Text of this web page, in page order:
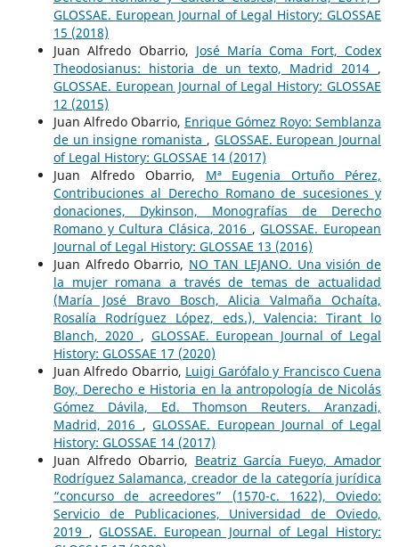
GLOSSAE. European Journal of Legal History: GLOSSAE
15 (2018)
Juan Alfredo Obarrio, José María Coma Fort, Codex
Theodosianus: historia de un texto, Madrid 2014 ,
GLOSSAE. European Journal of Legal History: GLOSSAE
12 (2015)
Juan Alfredo Obarrio, Enrique Gómez Royo: Semblanza
de un insigne romanista , GLOSSAE. European Journal
of Legal History: GLOSSAE 14 (2017)
Juan Alfredo Obarrio, Mª Eugenia Ortuño Pérez,
Contribuciones al Derecho Romano de sucesiones y
donaciones, Dykinson, Monografías de Derecho
Romano y Cultura Clásica, 2016 ,GLOSSAE. European
Journal of Legal History: GLOSSAE 13 (2016)
Juan Alfredo Obarrio, NO TAN LEJANO. Una visión de
la mujer romana a través de temas de actualidad
(María José Bravo Bosch, Alicia Valmaña Ochaíta,
Rosalía Rodríguez López, eds.), Valencia: Tirant lo
Blanch, 2020 , GLOSSAE. European Journal of Legal
History: GLOSSAE 17 (2020)
Juan Alfredo Obarrio, Luigi Garófalo y Francisco Cuena
Boy, Derecho e Historia en la antropología de Nicolás
Gómez Dávila, Ed. Thomson Reuters. Aranzadi,
Madrid, 2016 ,GLOSSAE. European Journal of Legal
History: GLOSSAE 14 (2017)
Juan Alfredo Obarrio, Beatriz García Fueyo, Amador
Rodríguez Salamanca, creador de la categoría jurídica
“concurso de acreedores” (1570-c. 1622), Oviedo:
Servicio de Publicaciones, Universidad de Oviedo,
2019 ,GLOSSAE. European Journal of Legal History: